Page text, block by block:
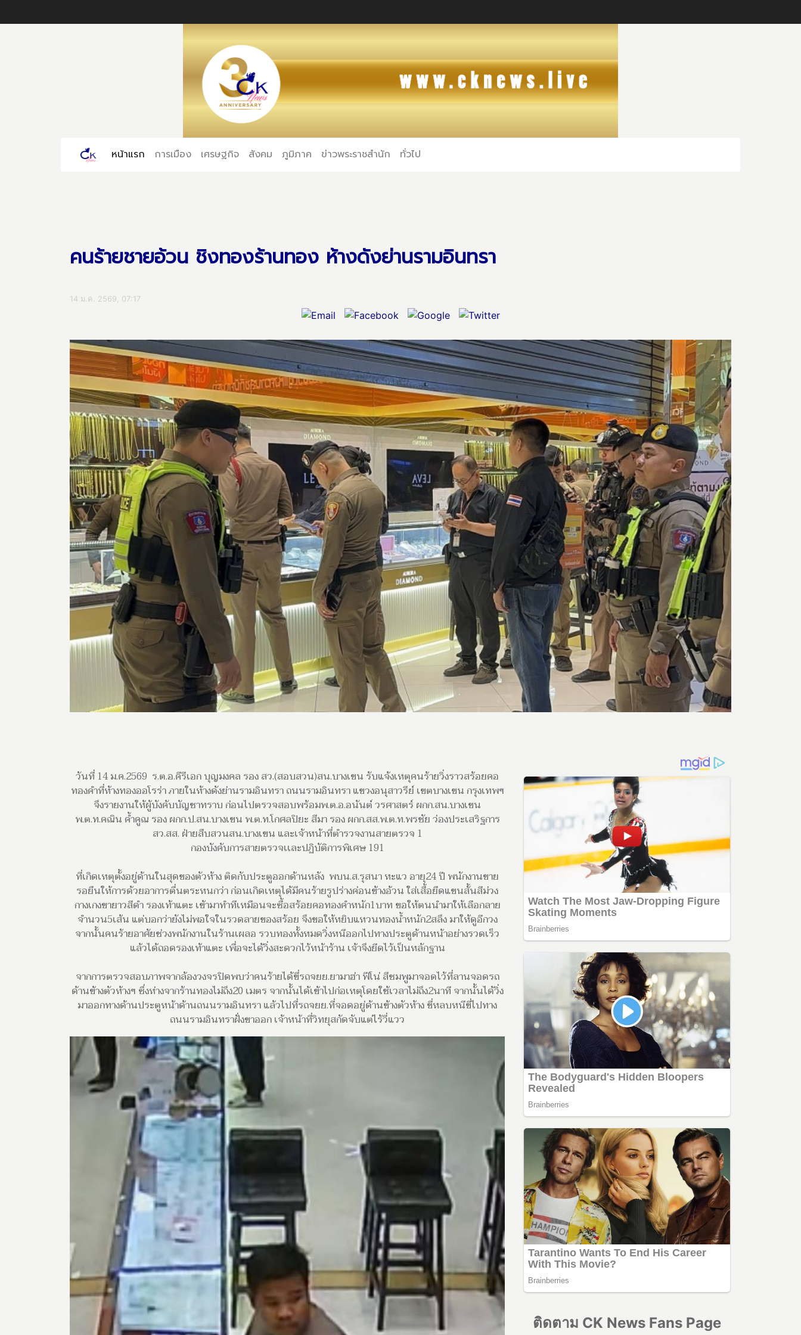
หน้าแรก (current)
การเมือง เศรษฐกิจ สังคม ภูมิภาค ข่าวพระราชสำนัก ทั่วไป
คนร้ายชายอ้วน ชิงทองร้านทอง ห้างดังย่านรามอินทรา
14 ม.ค. 2569, 07:17
วันที่ 14 ม.ค.2569 ร.ต.อ.คีรีเอก บุญมงคล รอง สว.(สอบสวน)สน.บางเขน รับแจ้งเหตุคนร้ายวิ่งราวสร้อยคอ
ทองคำที่ห้างทองออโรร่า ภายในห้างดังย่านรามอินทรา ถนนรามอินทรา แขวงอนุสาวรีย์ เขตบางเขน กรุงเทพฯ
จึงรายงานให้ผู้บังคับบัญชาทราบ ก่อนไปตรวจสอบพร้อมพ.ต.อ.อนันต์ วรศาสตร์ ผกก.สน.บางเขน
พ.ต.ท.คณิน ค้ำคูณ รอง ผกก.ป.สน.บางเขน พ.ต.ท.โกศลปิยะ สีมา รอง ผกก.สส.พ.ต.ท.พรชัย ว่องประเสริฐการ
สว.สส. ฝ่ายสืบสวนสน.บางเขน และเจ้าหน้าที่ตำรวจงานสายตรวจ 1
กองบังคับการสายตรวจเเละปฏิบัติการพิเศษ 191
ที่เกิดเหตุตั้งอยู่ด้านในสุดของตัวห้าง ติดกับประตูออกด้านหลัง พบน.ส.รุสนา หะแว อายุ24 ปี พนักงานขาย
รอยืนให้การด้วยอาการตื่นตระหนกว่า ก่อนเกิดเหตุได้มีคนร้ายรูปร่างค่อนข้างอ้วน ใส่เสื้อยืดแขนสั้นสีม่วง
กางเกงขายาวสีดำ รองเท้าแตะ เข้ามาทำทีเหมือนจะซื้อสร้อยคอทองคำหนัก1บาท ขอให้ตนนำมาให้เลือกลาย
จำนวน5เส้น แต่บอกว่ายังไม่พอใจในรวดลายของสร้อย จึงขอให้หยิบแหวนทองน้ำหนัก2สลึง มาให้ดูอีกวง
จากนั้นคนร้ายอาศัยช่วงพนักงานในร้านเผลอ รวบทองทั้งหมดวิ่งหนีออกไปทางประตูด้านหน้าอย่างรวดเร็ว
แล้วได้ถอดรองเท้าแตะ เพื่อจะได้วิ่งสะดวกไว้หน้าร้าน เจ้าจึงยีดไว้เป็นหลักฐาน
จากการตรวจสอบภาพจากล้องวงจรปิดพบว่าคนร้ายได้ขี่รถจยย.ยามาฮ่า ฟีโน่ สีชมพูมาจอดไว้ที่ลานจอดรถ
ด้านข้างตัวห้างฯ ซึ่งห่างจากร้านทองไม่ถึง20 เมตร จากนั้นได้เข้าไปก่อเหตุโดยใช้เวลาไม่ถึง2นาที จากนั้นได้วิ่ง
มาออกทางด้านประตูหน้าด้านถนนรามอินทรา แล้วไปที่รถจยย.ที่จอดอยู่ด้านข้างตัวห้าง ขี่หลบหนีขี่ไปทาง
ถนนรามอินทราฝั่งขาออก เจ้าหน้าที่วิทยุสกัดจับแต่ไร้วี่แวว
ติดตาม CK News Fans Page